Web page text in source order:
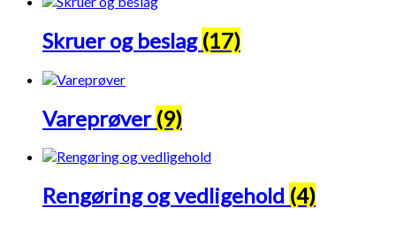
Skruer og beslag (17)
Vareprøver (9)
Rengøring og vedligehold (4)